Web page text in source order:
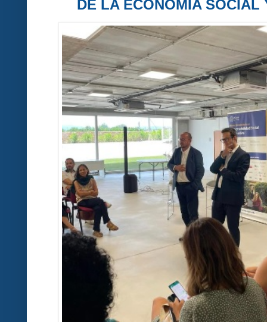
DE LA ECONOMÍA SOCIAL